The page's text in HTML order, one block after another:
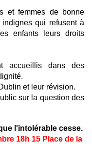
et femmes de bonne
qui refusent à
enfants leurs droits
accueillis dans des
et leur révision.
sur la question des
l'intolérable cesse.
18h 15 Place de la